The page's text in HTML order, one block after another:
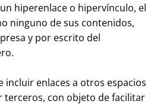
hiperenlace o hipervínculo, el
ninguno de sus contenidos,
y por escrito del
incluir enlaces a otros espacios
terceros, con objeto de facilitar